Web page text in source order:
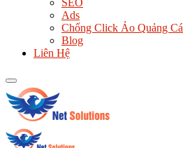
SEO
Ads
Chống Click Ảo Quảng
Blog
Liên Hệ